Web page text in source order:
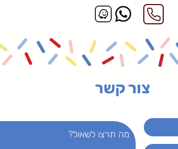
צור קשר